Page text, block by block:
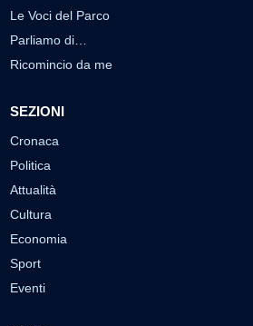
Le Voci del Parco
Parliamo di…
Ricomincio da me
SEZIONI
Cronaca
Politica
Attualità
Cultura
Economia
Sport
Eventi